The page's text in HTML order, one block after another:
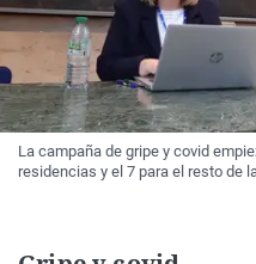
La campaña de gripe y covid
residencias y el 7 para el resto de